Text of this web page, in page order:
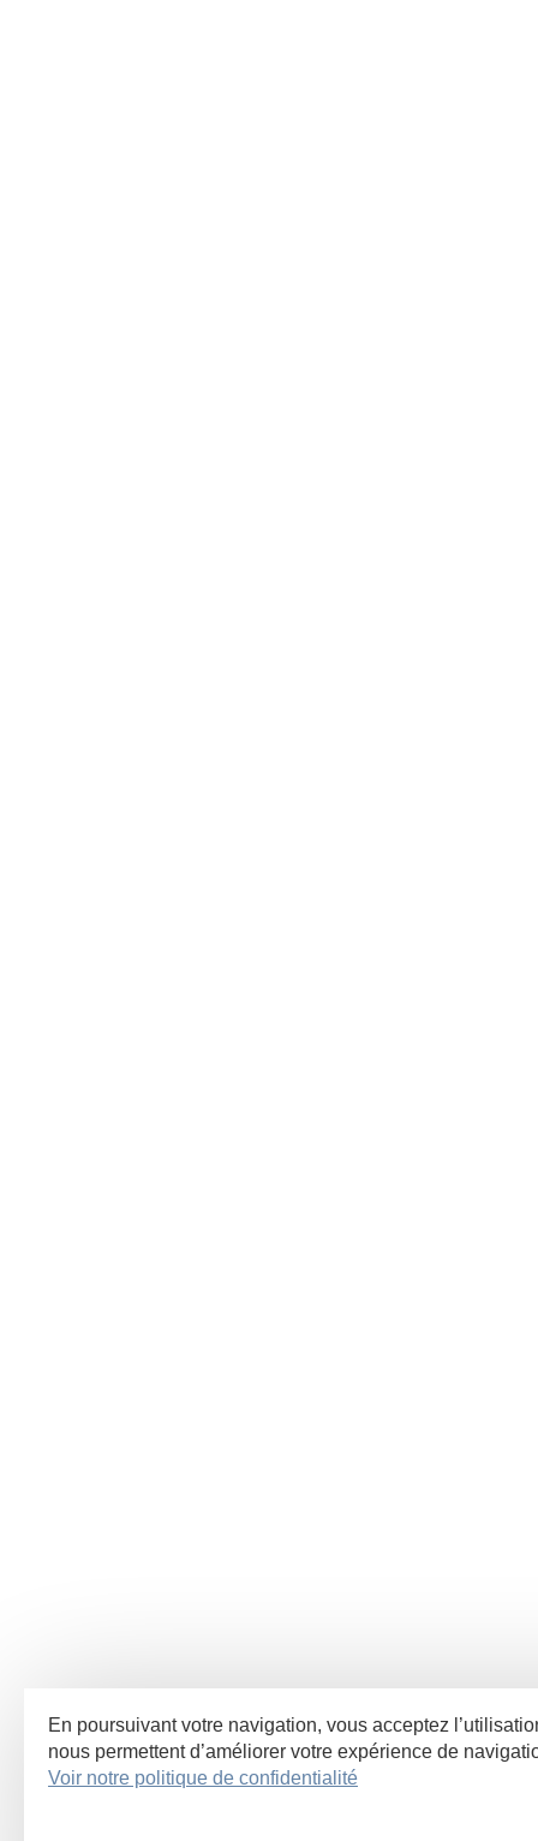
En poursuivant votre navigation, vous acceptez
nous permettent d’améliorer votre expérience de
Voir notre politique de confidentialité